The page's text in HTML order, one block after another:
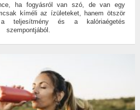
ha fogyásról van szó, de van egy
kíméli az ízületeket, hanem ötször
a teljesítmény és a kalóriaégetés
szempontjából.